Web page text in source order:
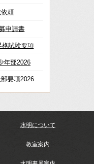
頼
申請書
格試験要項
年部2026
要項2026
水明について
教室案内